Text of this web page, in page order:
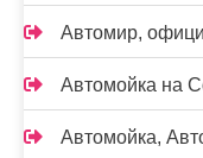
Автомир,
Автомойка на
Автомойка,